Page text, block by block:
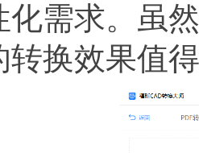
化需求。虽
转换效果值